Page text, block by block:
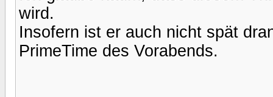
wird.
Insofern ist er auch nicht spät
PrimeTime des Vorabends.